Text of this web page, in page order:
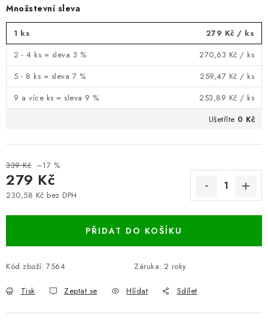
Množstevní sleva
1 ks 279 Kč / ks
2 - 4 ks = sleva 3 %
270,63 Kč / ks
5 - 8 ks = sleva 7 %
259,47 Kč / ks
9 a více ks = sleva 9 %
253,89 Kč / ks
Ušetříte 0 Kč
339 Kč –17 %
279 Kč
230,58 Kč bez DPH
PŘIDAT DO KOŠÍKU
Kód zboží: 7564 Záruka: 2 roky
Tisk Zeptat se Hlídat Sdílet